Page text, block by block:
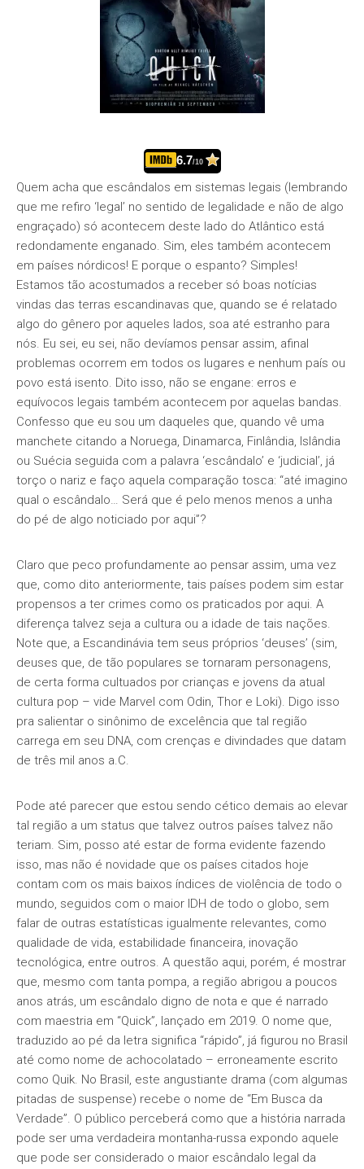
6.7/10
Quem acha que escândalos em sistemas legais (lembrando
que me refiro ‘legal’ no sentido de legalidade e não de algo
engraçado) só acontecem deste lado do Atlântico está
redondamente enganado. Sim, eles também acontecem
em países nórdicos! E porque o espanto? Simples!
Estamos tão acostumados a receber só boas notícias
vindas das terras escandinavas que, quando se é relatado
algo do gênero por aqueles lados, soa até estranho para
nós. Eu sei, eu sei, não devíamos pensar assim, afinal
problemas ocorrem em todos os lugares e nenhum país ou
povo está isento. Dito isso, não se engane: erros e
equívocos legais também acontecem por aquelas bandas.
Confesso que eu sou um daqueles que, quando vê uma
manchete citando a Noruega, Dinamarca, Finlândia, Islândia
ou Suécia seguida com a palavra ‘escândalo’ e ‘judicial’, já
torço o nariz e faço aquela comparação tosca: “até imagino
qual o escândalo… Será que é pelo menos menos a unha
do pé de algo noticiado por aqui”?
Claro que peco profundamente ao pensar assim, uma vez
que, como dito anteriormente, tais países podem sim estar
propensos a ter crimes como os praticados por aqui. A
diferença talvez seja a cultura ou a idade de tais nações.
Note que, a Escandinávia tem seus próprios ‘deuses’ (sim,
deuses que, de tão populares se tornaram personagens,
de certa forma cultuados por crianças e jovens da atual
cultura pop – vide Marvel com Odin, Thor e Loki). Digo isso
pra salientar o sinônimo de excelência que tal região
carrega em seu DNA, com crenças e divindades que datam
de três mil anos a.C.
Pode até parecer que estou sendo cético demais ao elevar
tal região a um status que talvez outros países talvez não
teriam. Sim, posso até estar de forma evidente fazendo
isso, mas não é novidade que os países citados hoje
contam com os mais baixos índices de violência de todo o
mundo, seguidos com o maior IDH de todo o globo, sem
falar de outras estatísticas igualmente relevantes, como
qualidade de vida, estabilidade financeira, inovação
tecnológica, entre outros. A questão aqui, porém, é mostrar
que, mesmo com tanta pompa, a região abrigou a poucos
anos atrás, um escândalo digno de nota e que é narrado
com maestria em “Quick”, lançado em 2019. O nome que,
traduzido ao pé da letra significa “rápido”, já figurou no Brasil
até como nome de achocolatado – erroneamente escrito
como Quik. No Brasil, este angustiante drama (com algumas
pitadas de suspense) recebe o nome de “Em Busca da
Verdade”. O público perceberá como que a história narrada
pode ser uma verdadeira montanha-russa expondo aquele
que pode ser considerado o maior escândalo legal da